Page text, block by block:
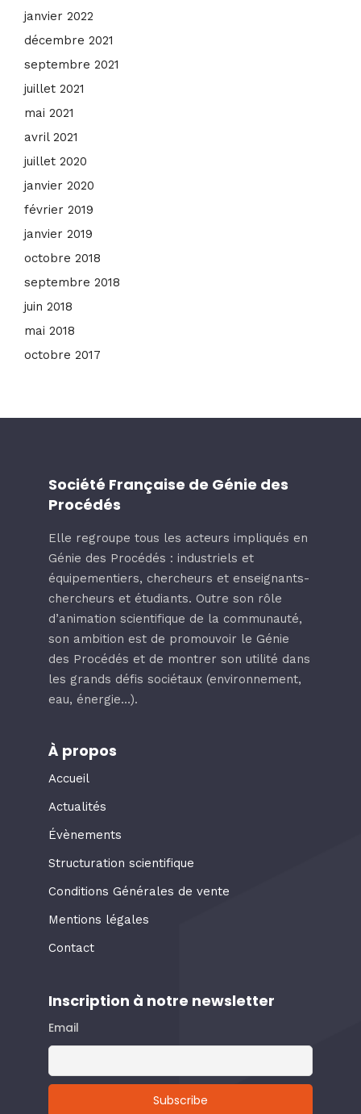
janvier 2022
décembre 2021
septembre 2021
juillet 2021
mai 2021
avril 2021
juillet 2020
janvier 2020
février 2019
janvier 2019
octobre 2018
septembre 2018
juin 2018
mai 2018
octobre 2017
Société Française de Génie des
Procédés
Elle regroupe tous les acteurs impliqués en
Génie des Procédés : industriels et
équipementiers, chercheurs et enseignants-
chercheurs et étudiants. Outre son rôle
d’animation scientifique de la communauté,
son ambition est de promouvoir le Génie
des Procédés et de montrer son utilité dans
les grands défis sociétaux (environnement,
eau, énergie…).
À propos
Accueil
Actualités
Évènements
Structuration scientifique
Conditions Générales de vente
Mentions légales
Contact
Inscription à notre newsletter
Email